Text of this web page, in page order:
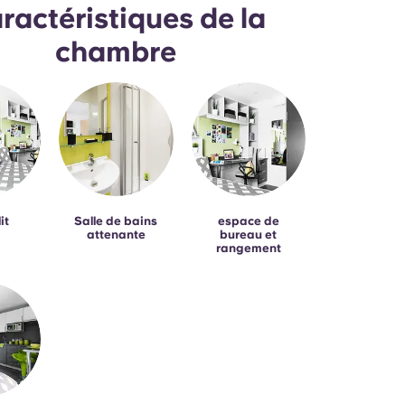
de la
chambre
Salle de bains
attenante
espace de
bureau et
rangement